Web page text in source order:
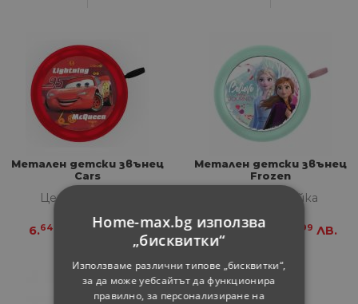
Метален детски звънец
Cars
Цена за бройка
6.64 12.99 ЛВ.
Метален детски звънец
Frozen
Цена за бройка
6.64 € 99 ЛВ.
Home-max.bg използва
„бисквитки“
Използваме различни типове „бисквитки“,
за да може уебсайтът да функционира
правилно, за персонализиране на